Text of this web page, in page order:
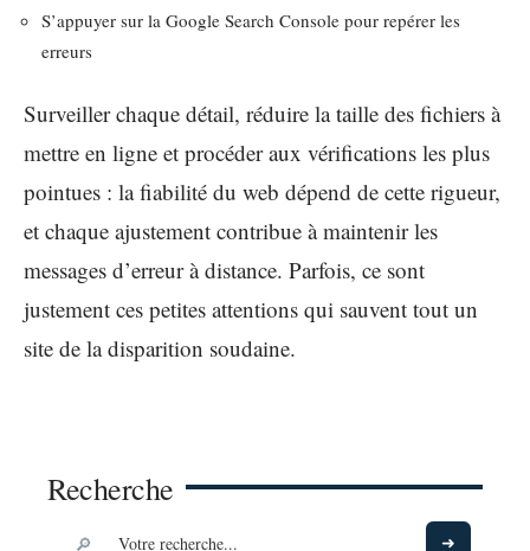
S’appuyer sur la Google Search Console pour repérer les
erreurs
Surveiller chaque détail, réduire la taille des fichiers à
mettre en ligne et procéder aux vérifications les plus
pointues : la fiabilité du web dépend de cette rigueur,
et chaque ajustement contribue à maintenir les
messages d’erreur à distance. Parfois, ce sont
justement ces petites attentions qui sauvent tout un
site de la disparition soudaine.
Recherche